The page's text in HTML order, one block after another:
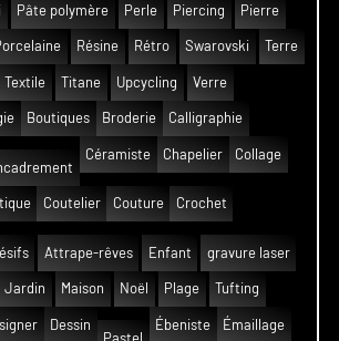
Pâte polymère Perle Piercing Pierre
Résine Rétro Swarovski Terre
Textile Titane Upcycling Verre
Boutiques Broderie Calligraphie
Céramiste Chapelier Collage
Coutelier Couture Crochet
Attrape-rêves Enfant gravure laser
Jardin Maison Noël Plage Tufting
Dessin
Ébeniste Émaillage